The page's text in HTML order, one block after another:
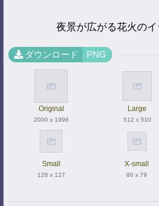
夜景が広がる花火のイ
ダウンロード PNG
Original
2000 x 1996
Large
512 x 510
Small
128 x 127
X-small
80 x 79